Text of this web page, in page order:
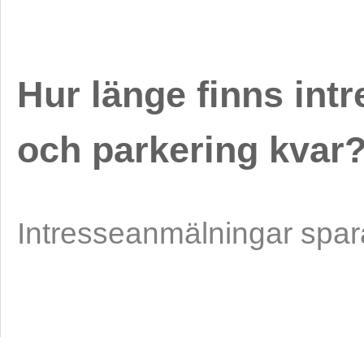
Hur länge finns
och parkering
Intresseanmälningar